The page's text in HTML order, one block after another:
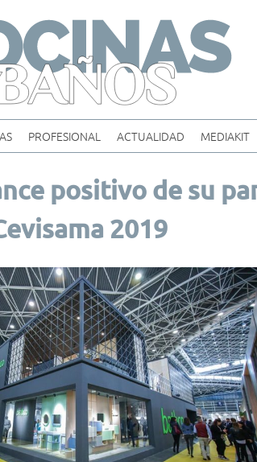
content
PROFESIONAL ACTUALIDAD MEDIAKIT
positivo de su
2019